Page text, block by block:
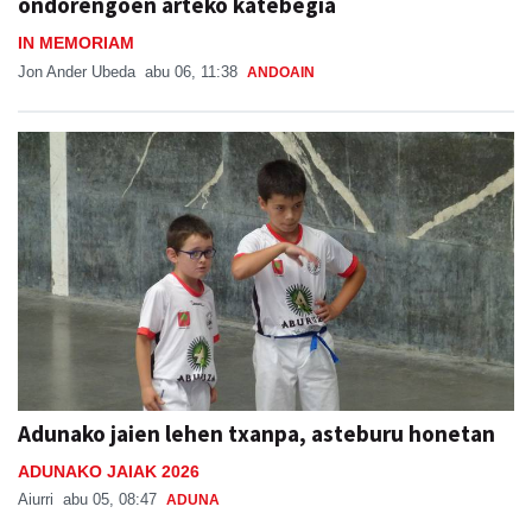
IN MEMORIAM
Jon Ander Ubeda abu 06, 11:38 ANDOAIN
Adunako jaien lehen txanpa, asteburu honetan
ADUNAKO JAIAK 2026
Aiurri abu 05, 08:47 ADUNA